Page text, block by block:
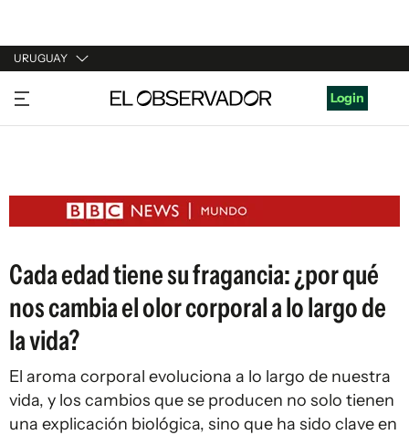
URUGUAY
URUGUAY
ARGENTINA
ESTADOS UNIDOS
Login
Cada edad tiene su fragancia: ¿por qué
nos cambia el olor corporal a lo largo de
la vida?
El aroma corporal evoluciona a lo largo de nuestra
vida, y los cambios que se producen no solo tienen
una explicación biológica, sino que ha sido clave en